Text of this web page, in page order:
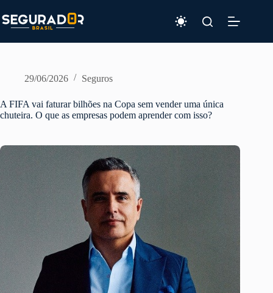
para
o
29/06/2026 Seguros
A FIFA vai faturar bilhões na Copa sem vender uma única
chuteira. O que as empresas podem aprender com isso?